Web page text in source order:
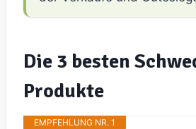
Die 3 besten
Produkte
EMPFEHLUNG NR. 1